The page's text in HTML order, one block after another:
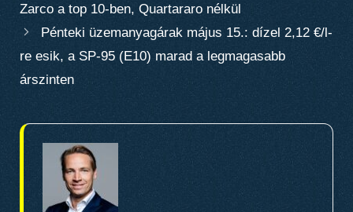
Zarco a top 10-ben, Quartararo nélkül
Pénteki üzemanyagárak május 15.: dízel 2,12 €/l-
re esik, a SP-95 (E10) marad a legmagasabb
árszinten